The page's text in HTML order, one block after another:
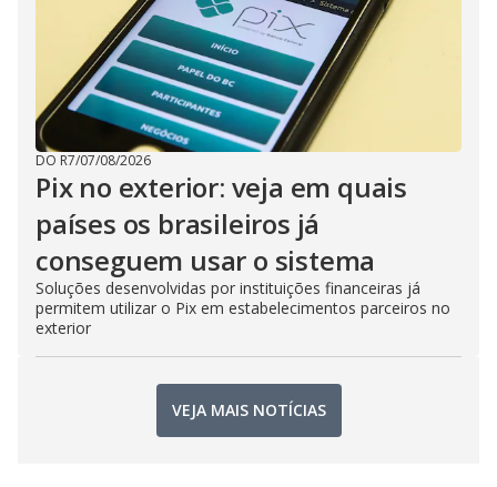
DO R7/07/08/2026
Pix no exterior: veja em quais
países os brasileiros já
conseguem usar o sistema
Soluções desenvolvidas por instituições financeiras já
permitem utilizar o Pix em estabelecimentos parceiros no
exterior
VEJA MAIS NOTÍCIAS